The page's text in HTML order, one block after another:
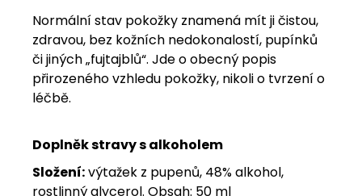
Normální stav pokožky znamená mít ji čistou,
zdravou, bez kožních nedokonalostí, pupínků
či jiných „fujtajblů“. Jde o obecný popis
přirozeného vzhledu pokožky, nikoli o tvrzení o
léčbě.
Doplněk stravy s alkoholem
Složení:výtažek z pupenů, 48% alkohol,
rostlinný glycerol. Obsah: 50 ml